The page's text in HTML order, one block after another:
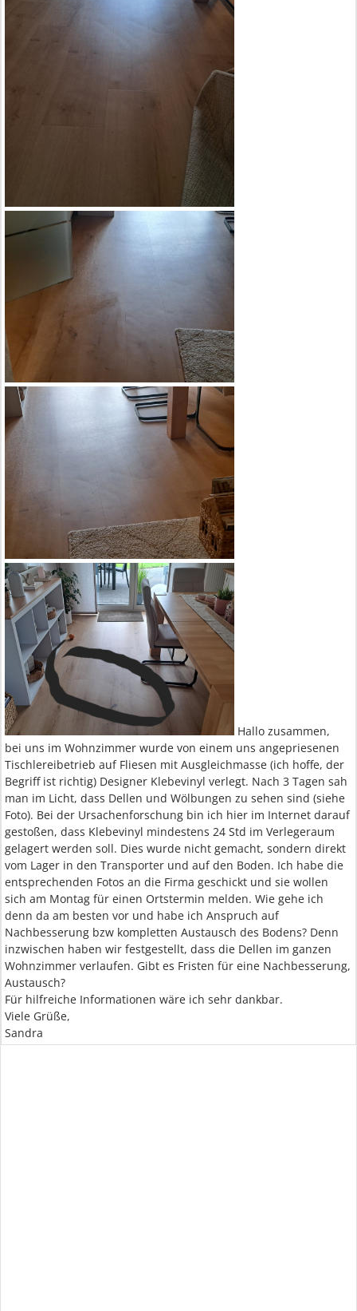
Hallo zusammen,
bei uns im Wohnzimmer wurde von einem uns angepriesenen
Tischlereibetrieb auf Fliesen mit Ausgleichmasse (ich hoffe, der
Begriff ist richtig) Designer Klebevinyl verlegt. Nach 3 Tagen sah
man im Licht, dass Dellen und Wölbungen zu sehen sind (siehe
Foto). Bei der Ursachenforschung bin ich hier im Internet darauf
gestoßen, dass Klebevinyl mindestens 24 Std im Verlegeraum
gelagert werden soll. Dies wurde nicht gemacht, sondern direkt
vom Lager in den Transporter und auf den Boden. Ich habe die
entsprechenden Fotos an die Firma geschickt und sie wollen
sich am Montag für einen Ortstermin melden. Wie gehe ich
denn da am besten vor und habe ich Anspruch auf
Nachbesserung bzw kompletten Austausch des Bodens? Denn
inzwischen haben wir festgestellt, dass die Dellen im ganzen
Wohnzimmer verlaufen. Gibt es Fristen für eine Nachbesserung,
Austausch?
Für hilfreiche Informationen wäre ich sehr dankbar.
Viele Grüße,
Sandra